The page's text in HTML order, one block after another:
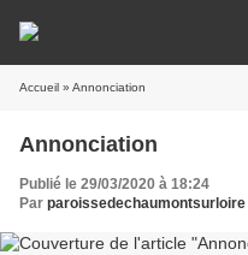
Accueil » Annonciation
Annonciation
Publié le 29/03/2020 à 18:24
Par paroissedechaumontsurloire